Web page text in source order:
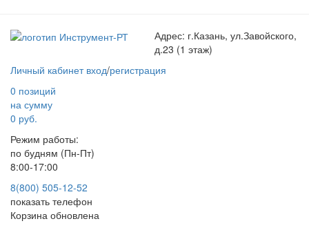
Адрес: г.Казань, ул.Завойского,
д.23 (1 этаж)
Личный кабинет вход/регистрация
0 позиций
на сумму
0 руб.
Режим работы:
по будням (Пн-Пт)
8:00-17:00
8(800) 505-12-52
показать телефон
Корзина обновлена